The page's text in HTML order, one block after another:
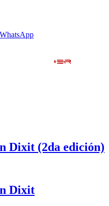
WhatsApp
Dixit (2da edición)
Dixit